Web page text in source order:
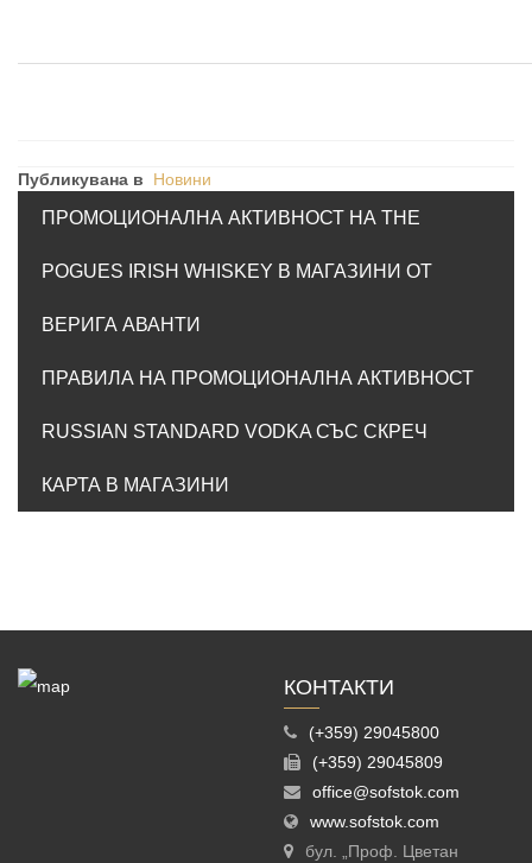
Публикувана в Новини
ПРОМОЦИОНАЛНА АКТИВНОСТ НА THE
POGUES IRISH WHISKEY В МАГАЗИНИ ОТ
ВЕРИГА АВАНТИ
ПРАВИЛА НА ПРОМОЦИОНАЛНА АКТИВНОСТ
RUSSIAN STANDARD VODKA СЪС СКРЕЧ
КАРТА В МАГАЗИНИ
КОНТАКТИ
(+359) 29045800
(+359) 29045809
office@sofstok.com
www.sofstok.com
бул. „Проф. Цветан